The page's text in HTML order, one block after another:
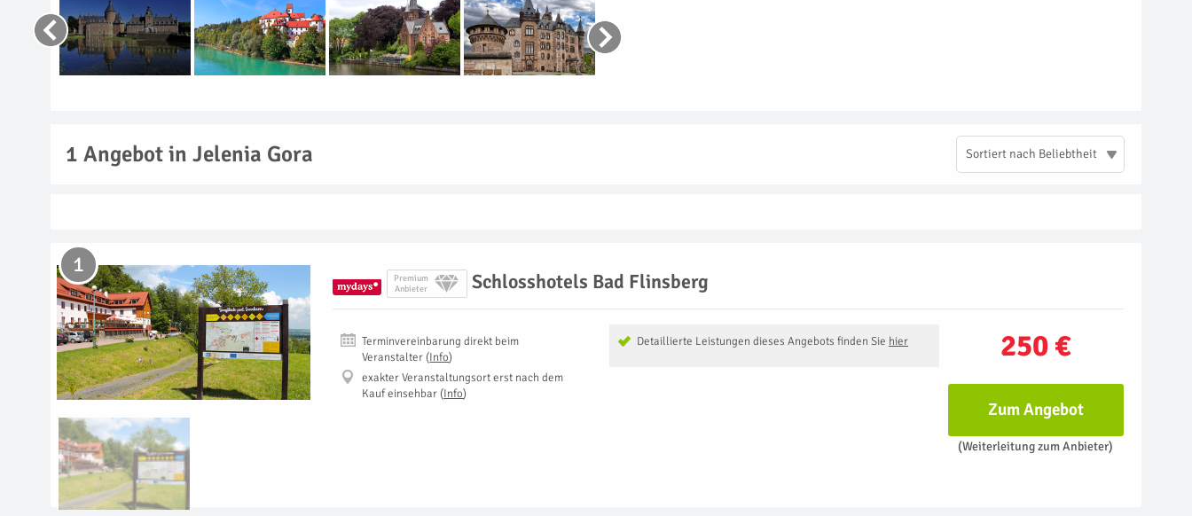
1 Angebot in Jelenia Gora Sortiert nach Beliebtheit
Premium
Anbieter
Schlosshotels Bad Flinsberg
1
250 €
Detaillierte Leistungen dieses Angebots finden Sie hier
Terminvereinbarung direkt beim
Veranstalter (Info)
exakter Veranstaltungsort erst nach dem
Kauf einsehbar (Info)
Zum Angebot
(Weiterleitung zum Anbieter)